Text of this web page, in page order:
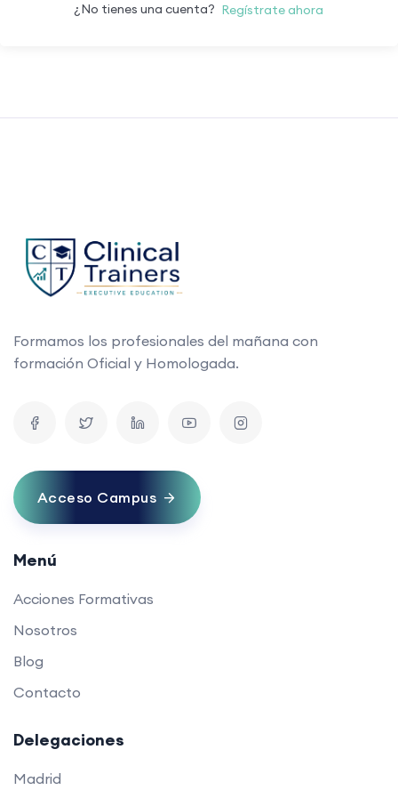
¿No tienes una cuenta? Regístrate ahora
Formamos los profesionales del mañana con
formación Oficial y Homologada.
Acceso Campus
Menú
Acciones Formativas
Nosotros
Blog
Contacto
Delegaciones
Madrid